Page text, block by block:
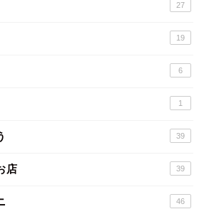
27
19
6
1
39
店 39
46